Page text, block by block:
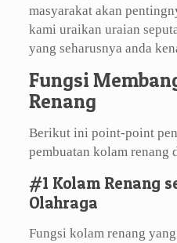
masyarakat akan
kami uraikan uraian
yang seharusnya anda
Fungsi
Renang
Berikut ini point-point
pembuatan kolam renang
#1 Kolam Renang
Olahraga
Fungsi kolam renang